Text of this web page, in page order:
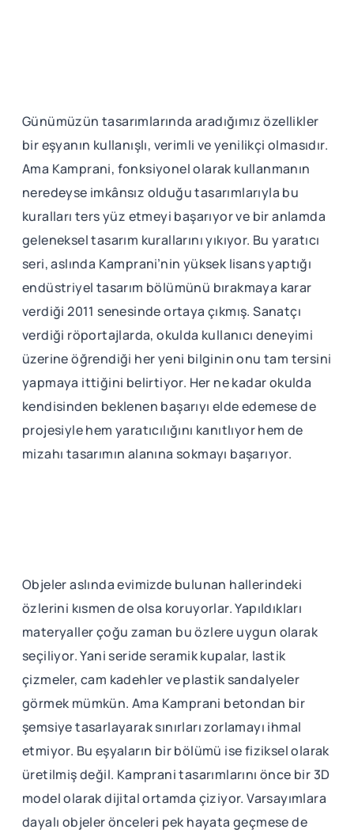
Günümüzün tasarımlarında aradığımız özellikler
bir eşyanın kullanışlı, verimli ve yenilikçi olmasıdır.
Ama Kamprani, fonksiyonel olarak kullanmanın
neredeyse imkânsız olduğu tasarımlarıyla bu
kuralları ters yüz etmeyi başarıyor ve bir anlamda
geleneksel tasarım kurallarını yıkıyor. Bu yaratıcı
seri, aslında Kamprani’nin yüksek lisans yaptığı
endüstriyel tasarım bölümünü bırakmaya karar
verdiği 2011 senesinde ortaya çıkmış. Sanatçı
verdiği röportajlarda, okulda kullanıcı deneyimi
üzerine öğrendiği her yeni bilginin onu tam tersini
yapmaya ittiğini belirtiyor. Her ne kadar okulda
kendisinden beklenen başarıyı elde edemese de
projesiyle hem yaratıcılığını kanıtlıyor hem de
mizahı tasarımın alanına sokmayı başarıyor.
Objeler aslında evimizde bulunan hallerindeki
özlerini kısmen de olsa koruyorlar. Yapıldıkları
materyaller çoğu zaman bu özlere uygun olarak
seçiliyor. Yani seride seramik kupalar, lastik
çizmeler, cam kadehler ve plastik sandalyeler
görmek mümkün. Ama Kamprani betondan bir
şemsiye tasarlayarak sınırları zorlamayı ihmal
etmiyor. Bu eşyaların bir bölümü ise fiziksel olarak
üretilmiş değil. Kamprani tasarımlarını önce bir 3D
model olarak dijital ortamda çiziyor. Varsayımlara
dayalı objeler önceleri pek hayata geçmese de